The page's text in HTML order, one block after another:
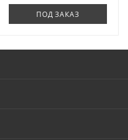
ПОД ЗАКАЗ